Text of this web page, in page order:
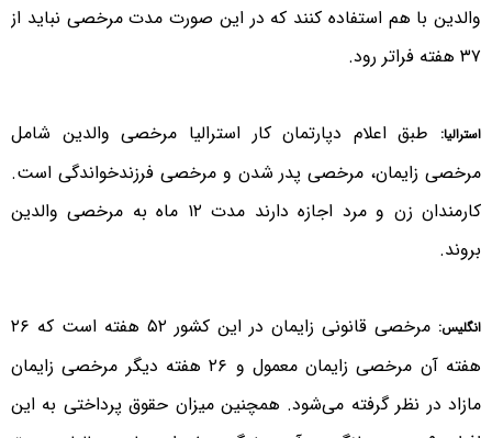
والدین با هم استفاده کنند که در این صورت مدت مرخصی نباید از
۳۷ هفته فراتر رود.
استرالیا:
طبق اعلام دپارتمان کار استرالیا مرخصی والدین شامل
مرخصی زایمان، مرخصی پدر شدن و مرخصی فرزندخواندگی است.
کارمندان زن و مرد اجازه دارند مدت ۱۲ ماه به مرخصی والدین
بروند.
انگلیس:
مرخصی قانونی زایمان در این کشور ۵۲ هفته است که ۲۶
هفته آن مرخصی زایمان معمول و ۲۶ هفته دیگر مرخصی زایمان
مازاد در نظر گرفته می‌شود. همچنین میزان حقوق پرداختی به این